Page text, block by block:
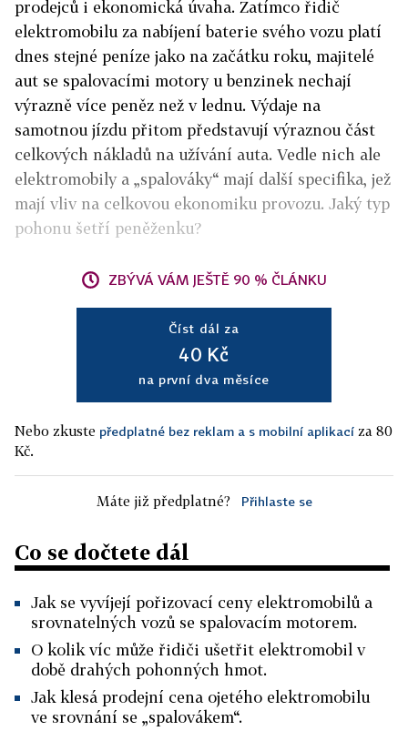
prodejců i ekonomická úvaha. Zatímco řidič
elektromobilu za nabíjení baterie svého vozu platí
dnes stejné peníze jako na začátku roku, majitelé
aut se spalovacími motory u benzinek nechají
výrazně více peněz než v lednu. Výdaje na
samotnou jízdu přitom představují výraznou část
celkových nákladů na užívání auta. Vedle nich ale
elektromobily a „spalováky“ mají další specifika, jež
mají vliv na celkovou ekonomiku provozu. Jaký typ
pohonu šetří peněženku?
ZBÝVÁ VÁM JEŠTĚ 90 % ČLÁNKU
Číst dál za
40 Kč
na první dva měsíce
Nebo zkuste předplatné bez reklam a s mobilní aplikací za 80
Kč.
Máte již předplatné? Přihlaste se
Co se dočtete dál
Jak se vyvíjejí pořizovací ceny elektromobilů a
srovnatelných vozů se spalovacím motorem.
O kolik víc může řidiči ušetřit elektromobil v
době drahých pohonných hmot.
Jak klesá prodejní cena ojetého elektromobilu
ve srovnání se „spalovákem“.